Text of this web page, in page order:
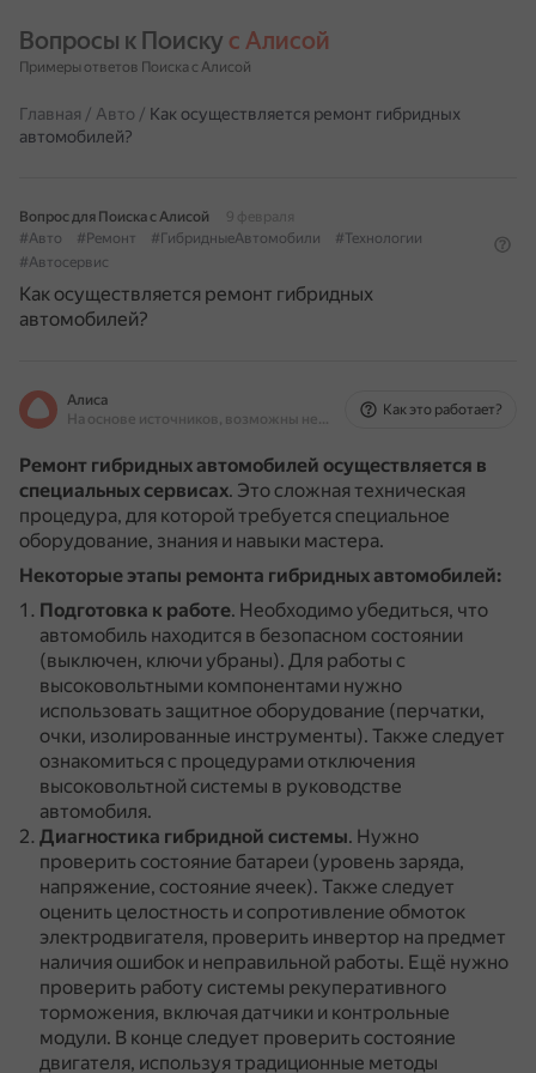
Вопросы к Поиску с Алисой
Примеры ответов Поиска с Алисой
Главная / Авто / Как осуществляется ремонт гибридных
автомобилей?
Вопрос для Поиска с Алисой
9 февраля
#Авто
#Ремонт #ГибридныеАвтомобили
#Технологии
#Автосервис
Как осуществляется ремонт гибридных
автомобилей?
Алиса
На основе источников, возможны неточности
Как это работает?
Ремонт гибридных автомобилей осуществляется в
специальных сервисах. Это сложная техническая
процедура, для которой требуется специальное
оборудование, знания и навыки мастера.
Некоторые этапы ремонта гибридных автомобилей:
Подготовка к работе. Необходимо убедиться, что
автомобиль находится в безопасном состоянии
(выключен, ключи убраны). Для работы с
высоковольтными компонентами нужно
использовать защитное оборудование (перчатки,
очки, изолированные инструменты). Также следует
ознакомиться с процедурами отключения
высоковольтной системы в руководстве
автомобиля.
Диагностика гибридной системы. Нужно
проверить состояние батареи (уровень заряда,
напряжение, состояние ячеек). Также следует
оценить целостность и сопротивление обмоток
электродвигателя, проверить инвертор на предмет
наличия ошибок и неправильной работы. Ещё нужно
проверить работу системы рекуперативного
торможения, включая датчики и контрольные
модули. В конце следует проверить состояние
двигателя, используя традиционные методы